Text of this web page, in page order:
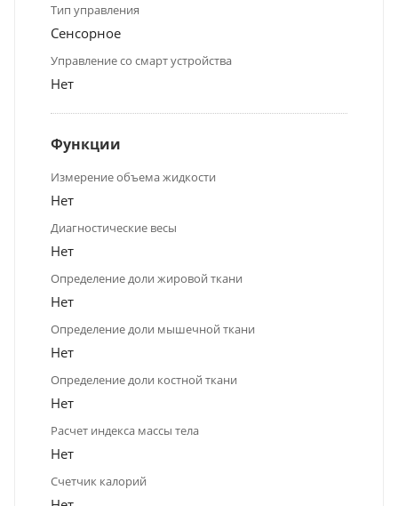
Тип управления
Сенсорное
Управление со смарт устройства
Нет
Функции
Измерение объема жидкости
Нет
Диагностические весы
Нет
Определение доли жировой ткани
Нет
Определение доли мышечной ткани
Нет
Определение доли костной ткани
Нет
Расчет индекса массы тела
Нет
Счетчик калорий